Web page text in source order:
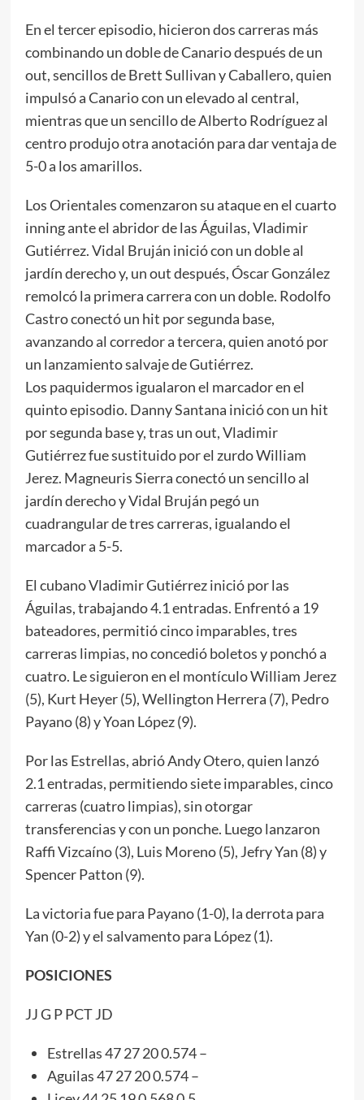
En el tercer episodio, hicieron dos carreras más
combinando un doble de Canario después de un
out, sencillos de Brett Sullivan y Caballero, quien
impulsó a Canario con un elevado al central,
mientras que un sencillo de Alberto Rodríguez al
centro produjo otra anotación para dar ventaja de
5-0 a los amarillos.
Los Orientales comenzaron su ataque en el cuarto
inning ante el abridor de las Águilas, Vladimir
Gutiérrez. Vidal Bruján inició con un doble al
jardín derecho y, un out después, Óscar González
remolcó la primera carrera con un doble. Rodolfo
Castro conectó un hit por segunda base,
avanzando al corredor a tercera, quien anotó por
un lanzamiento salvaje de Gutiérrez.
Los paquidermos igualaron el marcador en el
quinto episodio. Danny Santana inició con un hit
por segunda base y, tras un out, Vladimir
Gutiérrez fue sustituido por el zurdo William
Jerez. Magneuris Sierra conectó un sencillo al
jardín derecho y Vidal Bruján pegó un
cuadrangular de tres carreras, igualando el
marcador a 5-5.
El cubano Vladimir Gutiérrez inició por las
Águilas, trabajando 4.1 entradas. Enfrentó a 19
bateadores, permitió cinco imparables, tres
carreras limpias, no concedió boletos y ponchó a
cuatro. Le siguieron en el montículo William Jerez
(5), Kurt Heyer (5), Wellington Herrera (7), Pedro
Payano (8) y Yoan López (9).
Por las Estrellas, abrió Andy Otero, quien lanzó
2.1 entradas, permitiendo siete imparables, cinco
carreras (cuatro limpias), sin otorgar
transferencias y con un ponche. Luego lanzaron
Raffi Vizcaíno (3), Luis Moreno (5), Jefry Yan (8) y
Spencer Patton (9).
La victoria fue para Payano (1-0), la derrota para
Yan (0-2) y el salvamento para López (1).
POSICIONES
JJ G P PCT JD
Estrellas 47 27 20 0.574 –
Aguilas 47 27 20 0.574 –